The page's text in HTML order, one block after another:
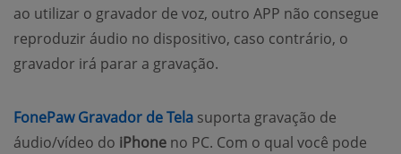
ao utilizar o gravador de voz, outro APP não consegue
reproduzir áudio no dispositivo, caso contrário, o
gravador irá parar a gravação.
FonePaw Gravador de Tela suporta gravação de
áudio/vídeo do iPhone no PC. Com o qual você pode